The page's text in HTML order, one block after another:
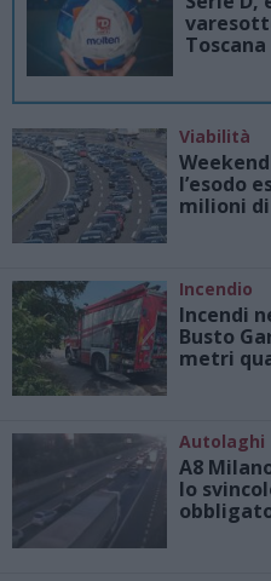
Viabilità
l’esodo
milioni
Incendio
Incendi
Busto
metri
Autolaghi
A8
lo